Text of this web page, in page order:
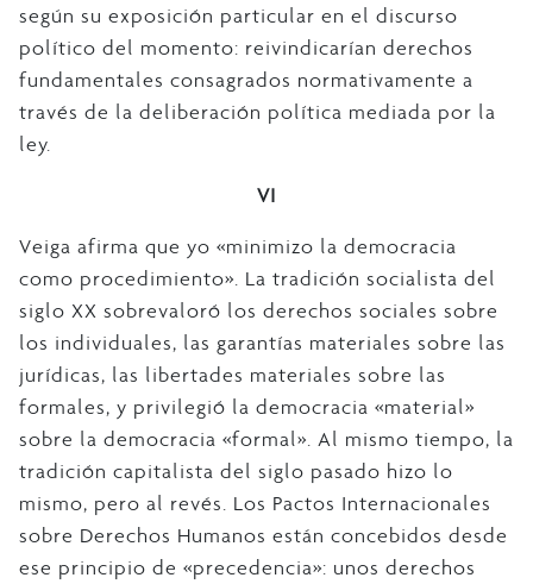
según su exposición particular en el discurso
político del momento: reivindicarían derechos
fundamentales consagrados normativamente a
través de la deliberación política mediada por la
ley.
VI
Veiga afirma que yo «minimizo la democracia
como procedimiento». La tradición socialista del
siglo XX sobrevaloró los derechos sociales sobre
los individuales, las garantías materiales sobre las
jurídicas, las libertades materiales sobre las
formales, y privilegió la democracia «material»
sobre la democracia «formal». Al mismo tiempo, la
tradición capitalista del siglo pasado hizo lo
mismo, pero al revés. Los Pactos Internacionales
sobre Derechos Humanos están concebidos desde
ese principio de «precedencia»: unos derechos